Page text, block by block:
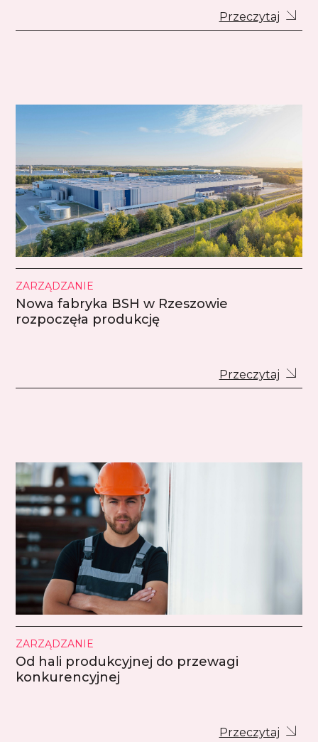
Przeczytaj
ZARZĄDZANIE
Nowa fabryka BSH w Rzeszowie
rozpoczęła produkcję
Przeczytaj
ZARZĄDZANIE
Od hali produkcyjnej do przewagi
konkurencyjnej
Przeczytaj